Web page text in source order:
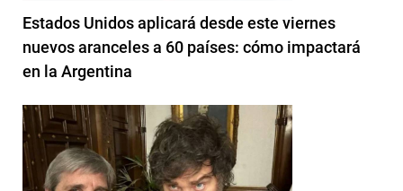
Estados Unidos aplicará desde este viernes
nuevos aranceles a 60 países: cómo impactará
en la Argentina